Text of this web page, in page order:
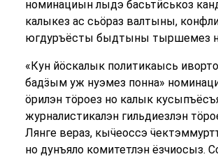
номинациын лыдэ басьтӥськоз
калыкез ас сьӧраз валтыны,
югдуръёсты быдтыны тыршемез
«Кун йӧскалык политикаысь
бадӟым уж нуэмез понна»
ӧрилэн тӧроез но калык
журналистикалэн гильдиезлэн
Лянге вераз, кыӵеоссэ
но дунъяло комитетлэн ёзчиосыз.